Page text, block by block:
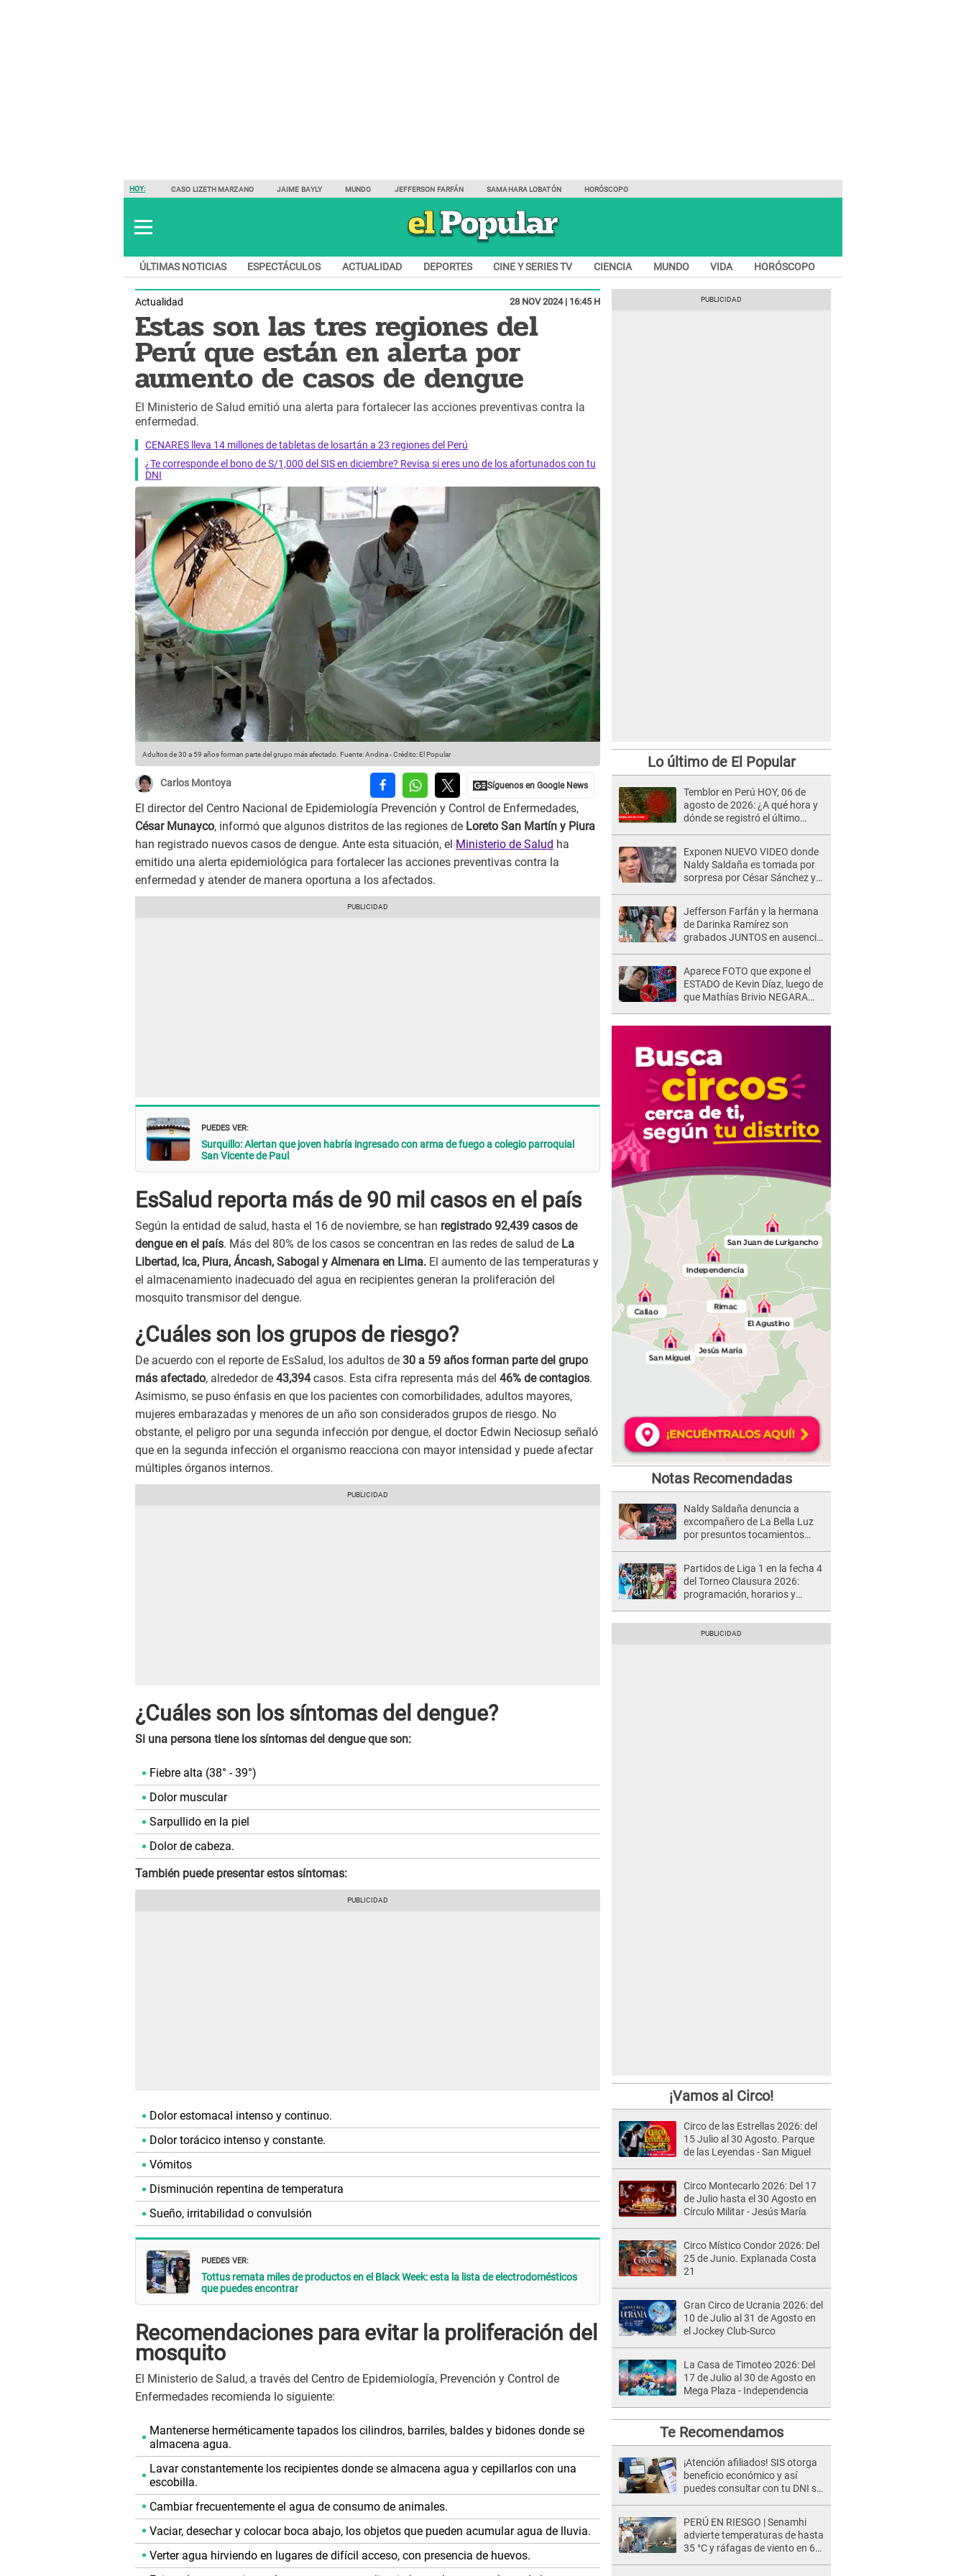
HOY: CASO LIZETH MARZANO JAIME BAYLY MUNDO JEFFERSON FARFÁN SAMAHARA LOBATÓN HORÓSCOPO
ÚLTIMAS NOTICIAS ESPECTÁCULOS ACTUALIDAD DEPORTES CINE Y SERIES TV CIENCIA MUNDO VIDA HORÓSCOPO
Actualidad 28 NOV 2024 | 16:45 H
Estas son las tres regiones del
Perú que están en alerta por
aumento de casos de dengue
El Ministerio de Salud emitió una alerta para fortalecer las acciones preventivas contra la
enfermedad.
CENARES lleva 14 millones de tabletas de losartán a 23 regiones del Perú
¿Te corresponde el bono de S/1,000 del SIS en diciembre? Revisa si eres uno de los afortunados con tu
DNI
Adultos de 30 a 59 años forman parte del grupo más afectado. Fuente: Andina-Crédito: El Popular
Carlos Montoya
El director del Centro Nacional de Epidemiología Prevención y Control de Enfermedades,
César Munayco, informó que algunos distritos de las regiones de Loreto San Martín y Piura
han registrado nuevos casos de dengue. Ante esta situación, el Ministerio de Salud ha
emitido una alerta epidemiológica para fortalecer las acciones preventivas contra la
enfermedad y atender de manera oportuna a los afectados.
PUEDES VER:
Surquillo: Alertan que joven habría ingresado con arma de fuego a colegio parroquial
San Vicente de Paul
EsSalud reporta más de 90 mil casos en el país
Según la entidad de salud, hasta el 16 de noviembre, se han registrado 92,439 casos de
dengue en el país. Más del 80% de los casos se concentran en las redes de salud de La
Libertad, Ica, Piura, Áncash, Sabogal y Almenara en Lima. El aumento de las temperaturas y
el almacenamiento inadecuado del agua en recipientes generan la proliferación del
mosquito transmisor del dengue.
¿Cuáles son los grupos de riesgo?
De acuerdo con el reporte de EsSalud, los adultos de 30 a 59 años forman parte del grupo
más afectado, alrededor de 43,394casos. Esta cifra representa más del 46% de contagios.
Asimismo, se puso énfasis en que los pacientes con comorbilidades, adultos mayores,
mujeres embarazadas y menores de un año son considerados grupos de riesgo. No
obstante, el peligro por una segunda infección por dengue, el doctor Edwin Neciosup señaló
que en la segunda infección el organismo reacciona con mayor intensidad y puede afectar
múltiples órganos internos.
¿Cuáles son los síntomas del dengue?
Si una persona tiene los síntomas del dengue que son:
Fiebre alta (38° - 39°)
Dolor muscular
Sarpullido en la piel
Dolor de cabeza.
También puede presentar estos síntomas:
Dolor estomacal intenso y continuo.
Dolor torácico intenso y constante.
Vómitos
Disminución repentina de temperatura
Sueño, irritabilidad o convulsión
PUEDES VER:
Tottus remata miles de productos en el Black Week: esta la lista de electrodomésticos
que puedes encontrar
Recomendaciones para evitar la proliferación del
mosquito
El Ministerio de Salud, a través del Centro de Epidemiología, Prevención y Control de
Enfermedades recomienda lo siguiente:
Mantenerse herméticamente tapados los cilindros, barriles, baldes y bidones donde se
almacena agua.
Lavar constantemente los recipientes donde se almacena agua y cepillarlos con una
escobilla.
Cambiar frecuentemente el agua de consumo de animales.
Vaciar, desechar y colocar boca abajo, los objetos que pueden acumular agua de lluvia.
Verter agua hirviendo en lugares de difícil acceso, con presencia de huevos.
Lo último de El Popular
Temblor en Perú HOY, 06 de
agosto de 2026: ¿A qué hora y
dónde se registró el último
Exponen NUEVO VIDEO donde
Naldy Saldaña es tomada por
sorpresa por César Sánchez y
Jefferson Farfán y la hermana
de Darinka Ramírez son
grabados JUNTOS en ausencia
Aparece FOTO que expone el
ESTADO de Kevin Díaz, luego de
que Mathías Brivio NEGARA
Notas Recomendadas
Naldy Saldaña denuncia a
excompañero de La Bella Luz
por presuntos tocamientos
Partidos de Liga 1 en la fecha 4
del Torneo Clausura 2026:
programación, horarios y
¡Vamos al Circo!
Circo de las Estrellas 2026: del
15 Julio al 30 Agosto. Parque
de las Leyendas - San Miguel
Circo Montecarlo 2026: Del 17
de Julio hasta el 30 Agosto en
Círculo Militar - Jesús María
Circo Místico Condor 2026: Del
25 de Junio. Explanada Costa
21
Gran Circo de Ucrania 2026: del
10 de Julio al 31 de Agosto en
el Jockey Club-Surco
La Casa de Timoteo 2026: Del
17 de Julio al 30 de Agosto en
Mega Plaza - Independencia
Te Recomendamos
¡Atención afiliados! SIS otorga
beneficio económico y así
puedes consultar con tu DNI si
PERÚ EN RIESGO | Senamhi
advierte temperaturas de hasta
35 °C y ráfagas de viento en 6